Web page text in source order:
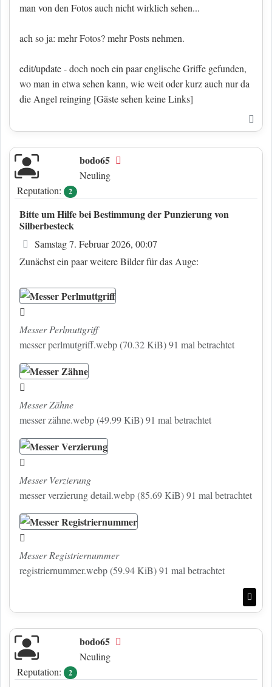
man von den Fotos auch nicht wirklich sehen...
ach so ja: mehr Fotos? mehr Posts nehmen.
edit/update - doch noch ein paar englische Griffe gefunden,
wo man in etwa sehen kann, wie weit oder kurz auch nur da
die Angel reinging [Gäste sehen keine Links]
bodo65
Neuling
Reputation:
2
Bitte um Hilfe bei Bestimmung der Punzierung von
Silberbesteck
Beitrag
Samstag 7. Februar 2026, 00:07
Zunächst ein paar weitere Bilder für das Auge:
Messer Perlmuttgriff
messer perlmutgriff.webp (70.32 KiB) 91 mal betrachtet
Messer Zähne
messer zähne.webp (49.99 KiB) 91 mal betrachtet
Messer Verzierung
messer verzierung detail.webp (85.69 KiB) 91 mal betrachtet
Messer Registriernummer
registriernummer.webp (59.94 KiB) 91 mal betrachtet
bodo65
Neuling
Reputation:
2